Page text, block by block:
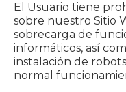
El Usuario tiene
sobre nuestro Sitio
sobrecarga de
informáticos, así
instalación de
normal